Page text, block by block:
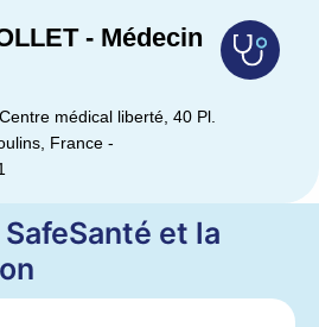
- Médecin
médical liberté, 40 Pl.
France -
et la